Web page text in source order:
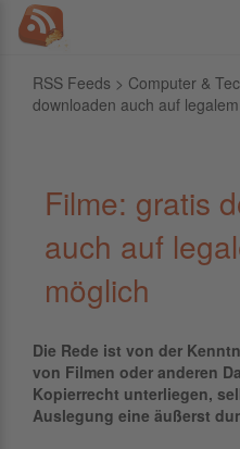
RSS Feeds > Computer &
downloaden auch auf
Filme: gratis
auch auf
möglich
Die Rede ist von der
von Filmen oder anderen
Kopierrecht unterliegen,
Auslegung eine äußerst